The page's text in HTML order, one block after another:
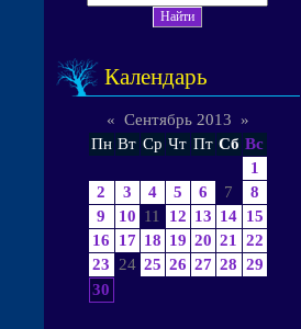
Календарь
« Сентябрь 2013
»
Пн Вт Ср Чт Пт Сб Вс
1
2
3 4 5 6 7
8
9
10 11 12 13 14 15
16
17 18 19 20 21
22
23
24 25 26 27 28 29
30